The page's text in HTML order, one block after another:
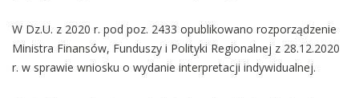
W Dz.U. z 2020 r. pod poz. 2433 opublikowano rozporządzenie
Ministra Finansów, Funduszy i Polityki Regionalnej z 28.12.2020
r. w sprawie wniosku o wydanie interpretacji indywidualnej.